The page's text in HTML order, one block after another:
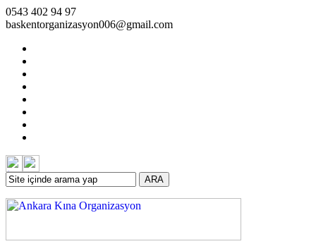
0543 402 94 97
baskentorganizasyon006@gmail.com
ARA